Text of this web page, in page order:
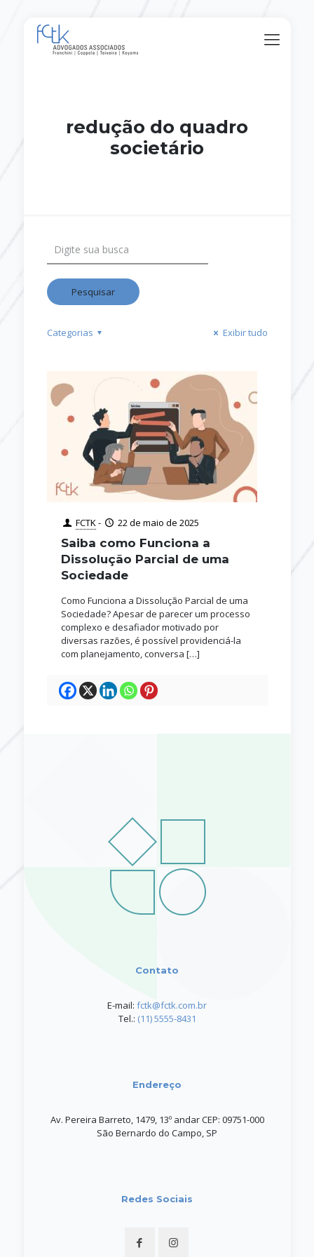
redução do quadro
societário
Categorias Exibir tudo
FCTK- 22 de maio de 2025
Saiba como Funciona a
Dissolução Parcial de uma
Sociedade
Como Funciona a Dissolução Parcial de uma
Sociedade? Apesar de parecer um processo
complexo e desafiador motivado por
diversas razões, é possível providenciá-la
com planejamento, conversa […]
Contato
E-mail: fctk@fctk.com.br
Tel.: (11) 5555-8431
Endereço
Av. Pereira Barreto, 1479, 13º andar CEP: 09751-000
São Bernardo do Campo, SP
Redes Sociais